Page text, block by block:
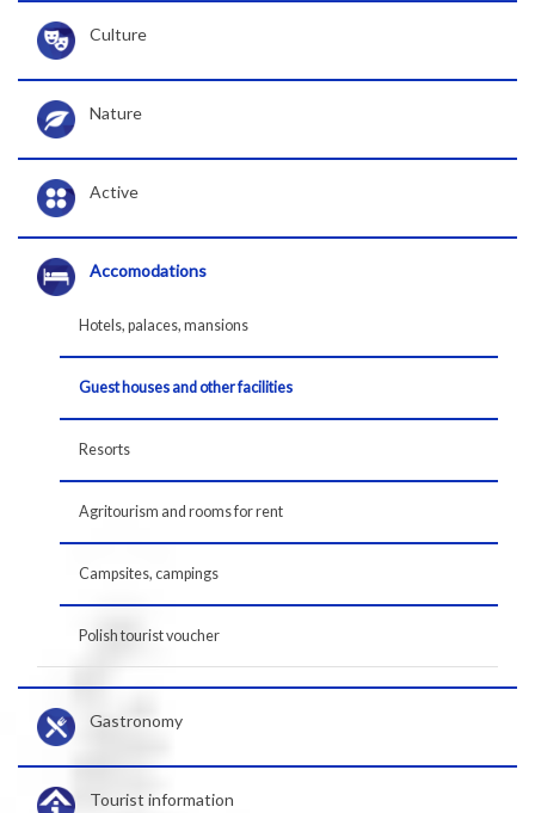
Culture
Nature
Active
Accomodations
Hotels, palaces, mansions
Guest houses and other facilities
Resorts
Agritourism and rooms for rent
Campsites, campings
Polish tourist voucher
Gastronomy
Tourist information